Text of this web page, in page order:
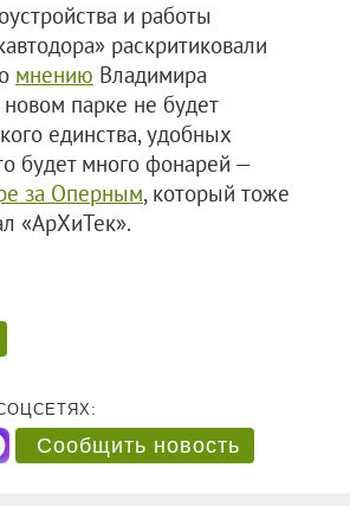
и работы
раскритиковали
мнению Владимира
новом парке не будет
единства, удобных
будет много фонарей —
за Оперным, который тоже
«АрХиТек».
Сообщить новость